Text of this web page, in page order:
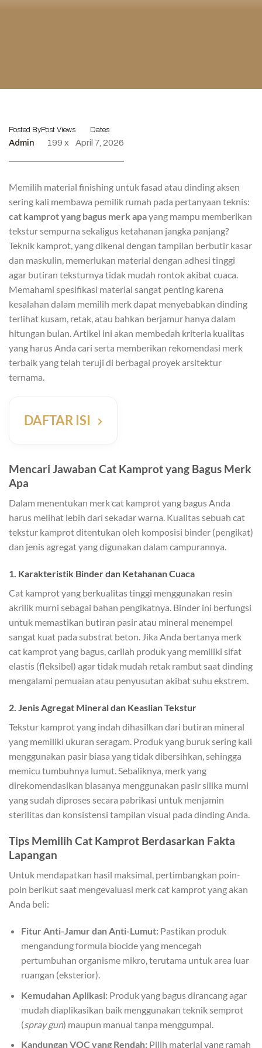
Posted By
Admin
Post Views
199 x
Dates
April 7, 2026
Memilih material finishing untuk fasad atau dinding aksen
sering kali membawa pemilik rumah pada pertanyaan teknis:
cat kamprot yang bagus merk apayang mampu memberikan
tekstur sempurna sekaligus ketahanan jangka panjang?
Teknik kamprot, yang dikenal dengan tampilan berbutir kasar
dan maskulin, memerlukan material dengan adhesi tinggi
agar butiran teksturnya tidak mudah rontok akibat cuaca.
Memahami spesifikasi material sangat penting karena
kesalahan dalam memilih merk dapat menyebabkan dinding
terlihat kusam, retak, atau bahkan berjamur hanya dalam
hitungan bulan. Artikel ini akan membedah kriteria kualitas
yang harus Anda cari serta memberikan rekomendasi merk
terbaik yang telah teruji di berbagai proyek arsitektur
ternama.
DAFTAR ISI
Mencari Jawaban Cat Kamprot yang Bagus Merk
Apa
Dalam menentukan merk cat kamprot yang bagus Anda
harus melihat lebih dari sekadar warna. Kualitas sebuah cat
tekstur kamprot ditentukan oleh komposisi binder (pengikat)
dan jenis agregat yang digunakan dalam campurannya.
1. Karakteristik Binder dan Ketahanan Cuaca
Cat kamprot yang berkualitas tinggi menggunakan resin
akrilik murni sebagai bahan pengikatnya. Binder ini berfungsi
untuk memastikan butiran pasir atau mineral menempel
sangat kuat pada substrat beton. Jika Anda bertanya merk
cat kamprot yang bagus, carilah produk yang memiliki sifat
elastis (fleksibel) agar tidak mudah retak rambut saat dinding
mengalami pemuaian atau penyusutan akibat suhu ekstrem.
2. Jenis Agregat Mineral dan Keaslian Tekstur
Tekstur kamprot yang indah dihasilkan dari butiran mineral
yang memiliki ukuran seragam. Produk yang buruk sering kali
menggunakan pasir biasa yang tidak dibersihkan, sehingga
memicu tumbuhnya lumut. Sebaliknya, merk yang
direkomendasikan biasanya menggunakan pasir silika murni
yang sudah diproses secara pabrikasi untuk menjamin
sterilitas dan konsistensi tampilan visual pada dinding Anda.
Tips Memilih Cat Kamprot Berdasarkan Fakta
Lapangan
Untuk mendapatkan hasil maksimal, pertimbangkan poin-
poin berikut saat mengevaluasi merk cat kamprot yang akan
Anda beli:
Fitur Anti-Jamur dan Anti-Lumut:Pastikan produk
mengandung formula biocide yang mencegah
pertumbuhan organisme mikro, terutama untuk area luar
ruangan (eksterior).
Kemudahan Aplikasi:Produk yang bagus dirancang agar
mudah diaplikasikan baik menggunakan teknik semprot
(spray gun) maupun manual tanpa menggumpal.
Kandungan VOC yang Rendah:Pilih material yang ramah